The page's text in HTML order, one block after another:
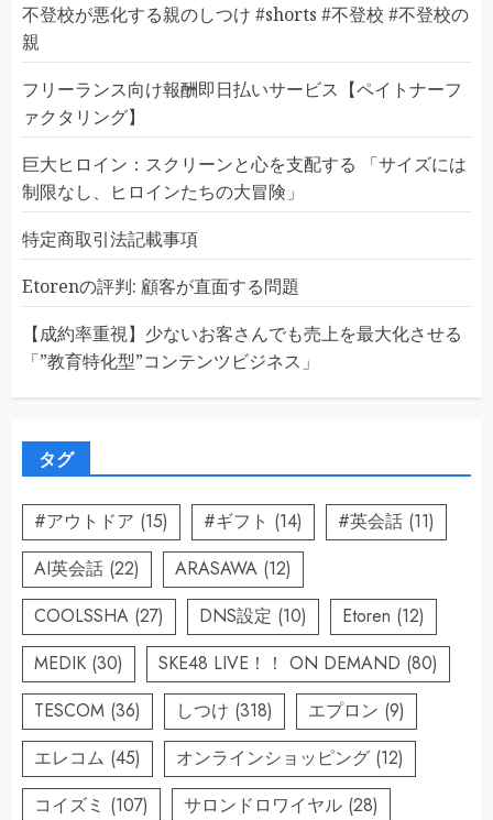
不登校が悪化する親のしつけ #shorts #不登校 #不登校の
親
フリーランス向け報酬即日払いサービス【ペイトナーフ
ァクタリング】
巨大ヒロイン：スクリーンと心を支配する 「サイズには
制限なし、ヒロインたちの大冒険」
特定商取引法記載事項
Etorenの評判: 顧客が直面する問題
【成約率重視】少ないお客さんでも売上を最大化させる
「”教育特化型”コンテンツビジネス」
タグ
#アウトドア (15) #ギフト (14) #英会話 (11)
AI英会話 (22) ARASAWA (12)
COOLSSHA (27) DNS設定 (10) Etoren (12)
MEDIK (30) SKE48 LIVE！！ ON DEMAND (80)
TESCOM (36) しつけ (318) エプロン (9)
エレコム (45) オンラインショッピング (12)
コイズミ (107) サロンドロワイヤル (28)